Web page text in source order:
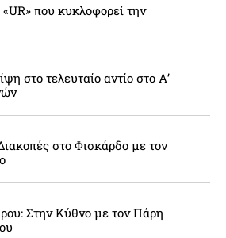
που κυκλοφορεί την
στο τελευταίο αντίο στο Α’
στο Φισκάρδο με τον
Στην Κύθνο με τον Πάρη